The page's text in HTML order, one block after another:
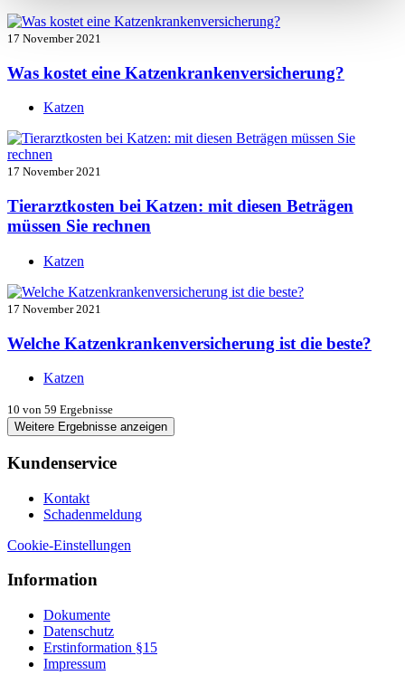
17 November 2021
Was kostet eine Katzenkrankenversicherung?
Katzen
17 November 2021
Tierarztkosten bei Katzen: mit diesen Beträgen
müssen Sie rechnen
Katzen
17 November 2021
Welche Katzenkrankenversicherung ist die beste?
Katzen
10 von 59 Ergebnisse
Weitere Ergebnisse anzeigen
Kundenservice
Kontakt
Schadenmeldung
Cookie-Einstellungen
Information
Dokumente
Datenschutz
Erstinformation §15
Impressum